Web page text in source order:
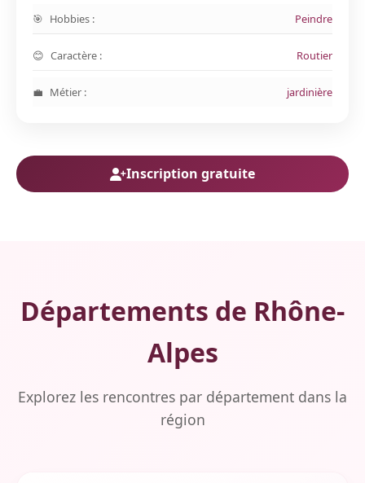
Hobbies : Peindre
Caractère : Routier
Métier : jardinière
Inscription gratuite
Départements de Rhône-
Alpes
Explorez les rencontres par département dans la
région